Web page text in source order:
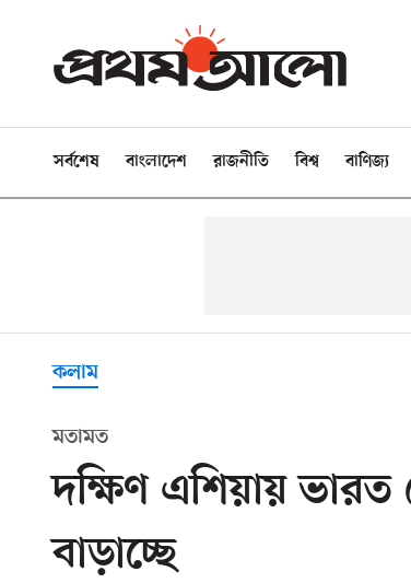
সর্বশেষ বাংলাদেশ রাজনীতি বিশ্ব বাণিজ্য
কলাম
মতামত
দক্ষিণ এশিয়ায়
বাড়াচ্ছে